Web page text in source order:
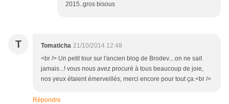
2015..gros bisous
T Tomaticha 21/10/2014 12:48
<br /> Un petit tour sur l'ancien blog de Brodev....on ne sait
jamais...! vous nous avez procuré à tous beaucoup de joie,
nos yeux étaient émerveillés, merci encore pour tout ça.<br />
Répondre